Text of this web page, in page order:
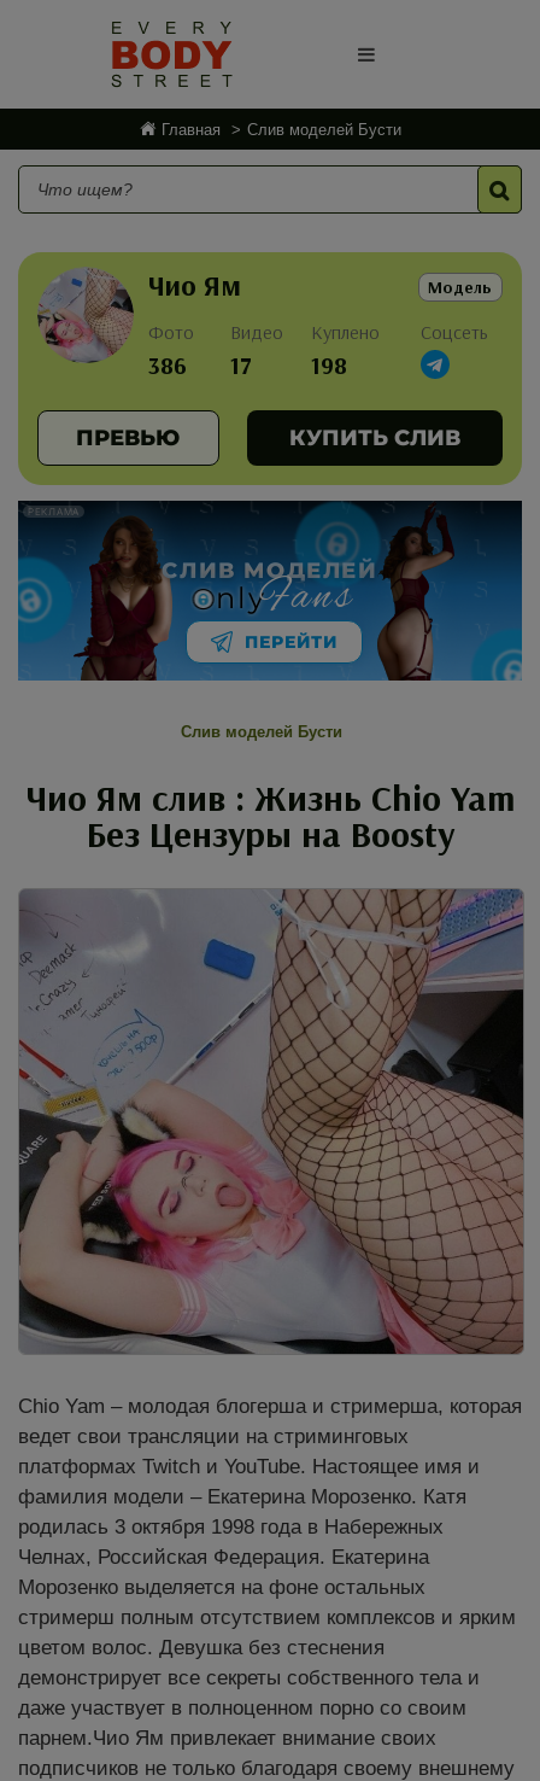
Главная Слив моделей Бусти
Чио Ям Модель
Фото
386
Видео
17
Куплено
198
Соцсеть
ПРЕВЬЮ КУПИТЬ СЛИВ
РЕКЛАМА
СЛИВ МОДЕЛЕЙ
nlyFans
ПЕРЕЙТИ
Слив моделей Бусти
Чио Ям слив : Жизнь Chio Yam
Без Цензуры на Boosty
Chio Yam – молодая блогерша и стримерша, которая
ведет свои трансляции на стриминговых
платформах Twitch и YouTube. Настоящее имя и
фамилия модели – Екатерина Морозенко. Катя
родилась 3 октября 1998 года в Набережных
Челнах, Российская Федерация. Екатерина
Морозенко выделяется на фоне остальных
стримерш полным отсутствием комплексов и ярким
цветом волос. Девушка без стеснения
демонстрирует все секреты собственного тела и
даже участвует в полноценном порно со своим
парнем.Чио Ям привлекает внимание своих
подписчиков не только благодаря своему внешнему